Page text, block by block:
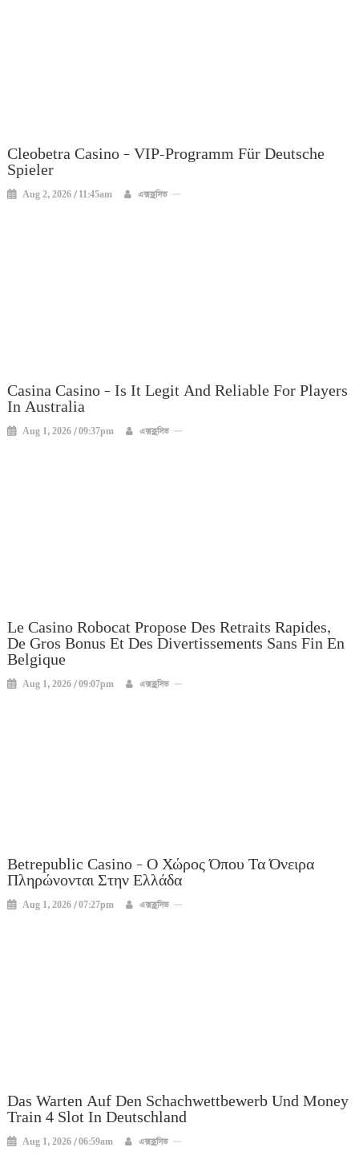
Cleobetra Casino – VIP-Programm Für Deutsche
Spieler
Aug 2, 2026 / 11:45am এক্সক্লুসিভ
Casina Casino – Is It Legit And Reliable For Players
In Australia
Aug 1, 2026 / 09:37pm এক্সক্লুসিভ
Le Casino Robocat Propose Des Retraits Rapides,
De Gros Bonus Et Des Divertissements Sans Fin En
Belgique
Aug 1, 2026 / 09:07pm এক্সক্লুসিভ
Betrepublic Casino – Ο Χώρος Όπου Τα Όνειρα
Πληρώνονται Στην Ελλάδα
Aug 1, 2026 / 07:27pm এক্সক্লুসিভ
Das Warten Auf Den Schachwettbewerb Und Money
Train 4 Slot In Deutschland
Aug 1, 2026 / 06:59am এক্সক্লুসিভ